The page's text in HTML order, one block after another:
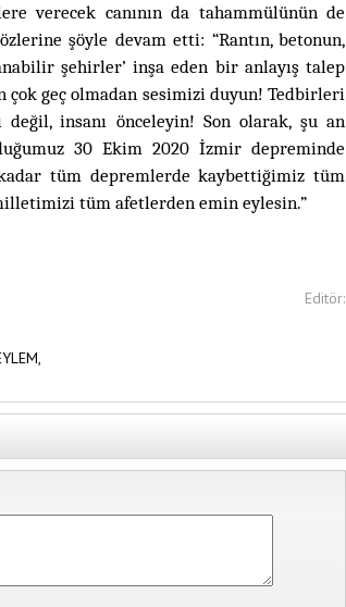
verecek canının da tahammülünün de
şöyle devam etti: “Rantın, betonun,
şehirler’ inşa eden bir anlayış talep
geç olmadan sesimizi duyun! Tedbirleri
insanı önceleyin! Son olarak, şu an
30 Ekim 2020 İzmir depreminde
tüm depremlerde kaybettiğimiz tüm
tüm afetlerden emin eylesin.”
Editör: